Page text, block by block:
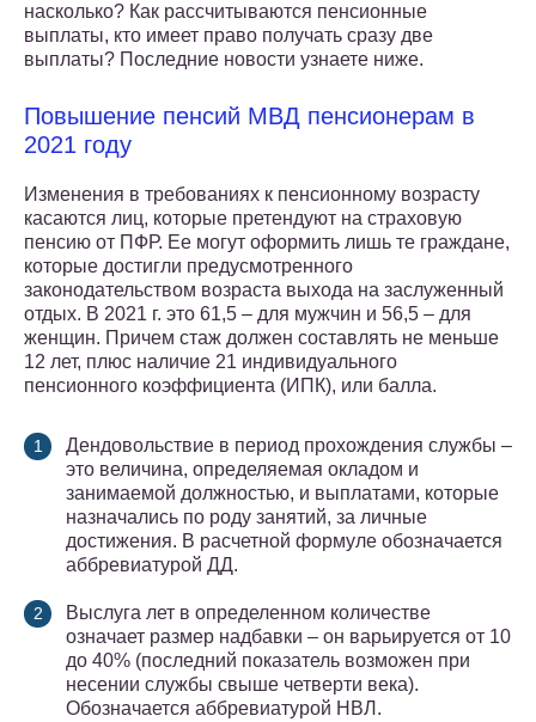
насколько? Как рассчитываются пенсионные
выплаты, кто имеет право получать сразу две
выплаты? Последние новости узнаете ниже.
Повышение пенсий МВД пенсионерам в
2021 году
Изменения в требованиях к пенсионному возрасту
касаются лиц, которые претендуют на страховую
пенсию от ПФР. Ее могут оформить лишь те граждане,
которые достигли предусмотренного
законодательством возраста выхода на заслуженный
отдых. В 2021 г. это 61,5 – для мужчин и 56,5 – для
женщин. Причем стаж должен составлять не меньше
12 лет, плюс наличие 21 индивидуального
пенсионного коэффициента (ИПК), или балла.
Дендовольствие в период прохождения службы –
это величина, определяемая окладом и
занимаемой должностью, и выплатами, которые
назначались по роду занятий, за личные
достижения. В расчетной формуле обозначается
аббревиатурой ДД.
Выслуга лет в определенном количестве
означает размер надбавки – он варьируется от 10
до 40% (последний показатель возможен при
несении службы свыше четверти века).
Обозначается аббревиатурой НВЛ.